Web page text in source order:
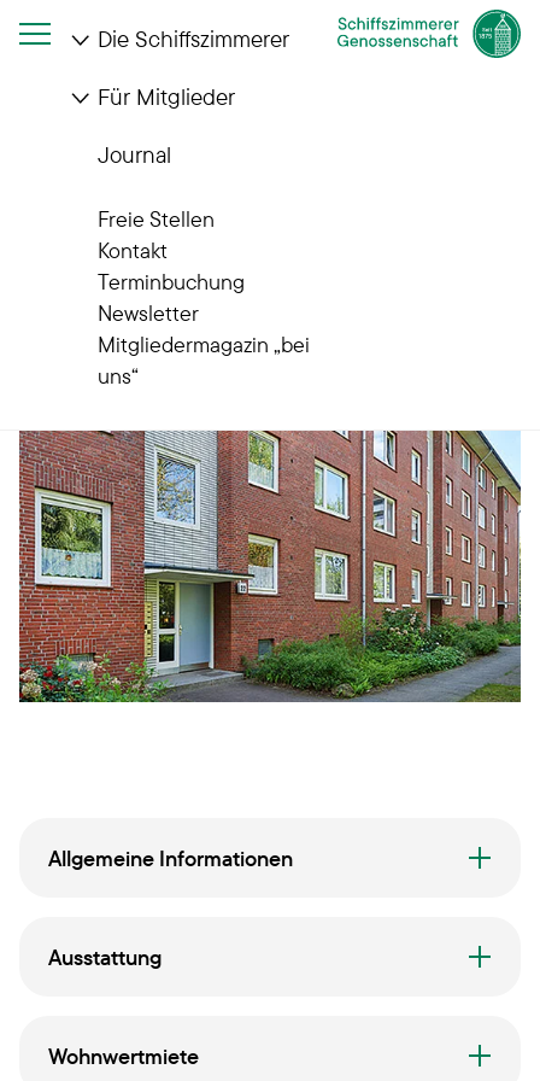
Die Schiffszimmerer
Für Mitglieder
Journal
Freie Stellen
Kontakt
Terminbuchung
Newsletter
Mitgliedermagazin „bei
uns“
Startseite
Die Schiffszimmerer Wohnanlagen
Schnelsen III
Allgemeine Informationen
Ausstattung
Wohnwertmiete